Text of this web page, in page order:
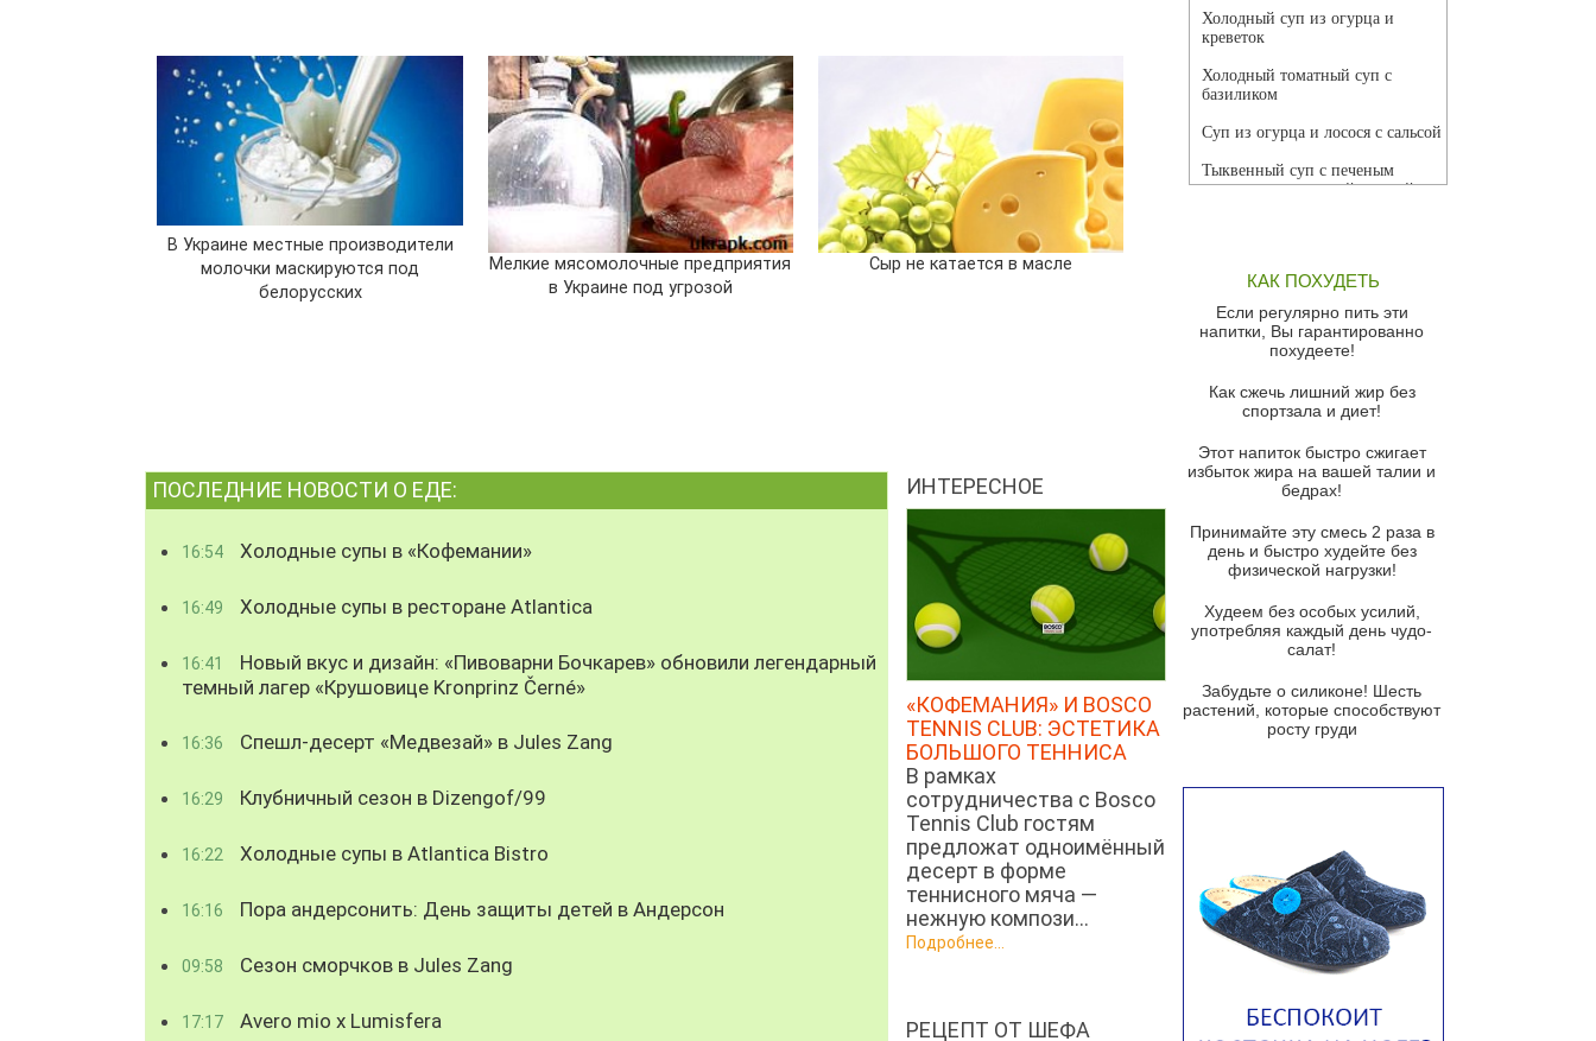
В Украине местные производители
молочки маскируются под
белорусских
Мелкие мясомолочные предприятия
в Украине под угрозой
Сыр не катается в масле
ПОСЛЕДНИЕ НОВОСТИ О ЕДЕ:
16:54 Холодные супы в «Кофемании»
16:49 Холодные супы в ресторане Atlantica
16:41
Новый вкус и дизайн: «Пивоварни Бочкарев» обновили легендарный
темный лагер «Крушовице Kronprinz Černé»
16:36 Спешл-десерт «Медвезай» в Jules Zang
16:29 Клубничный сезон в Dizengof/99
16:22 Холодные супы в Atlantica Bistro
16:16 Пора андерсонить: День защиты детей в Андерсон
09:58 Сезон сморчков в Jules Zang
17:17 Avero mio x Lumisfera
ИНТЕРЕСНОЕ
«КОФЕМАНИЯ» И BOSCO
TENNIS CLUB: ЭСТЕТИКА
БОЛЬШОГО ТЕННИСА
В рамках
сотрудничества с Bosco
Tennis Club гостям
предложат одноимённый
десерт в форме
теннисного мяча —
нежную компози...
Подробнее...
РЕЦЕПТ ОТ ШЕФА
Холодный суп из огурца и
креветок
Холодный томатный суп с
базиликом
Суп из огурца и лосося с сальсой
Тыквенный суп с печеным
чесноком и томатной сальсой
красного перца
Парижский луковый суп
Суп из спаржи и горошка с
Суп-крем из цветной капусты
Французский луковый суп
Суп из баклажанов с моцареллой
Грибной крем-суп с кростини с
козьим сыром
Суп мисо с зеленым луком и
тофу
из рукколы
Португальский чесночный суп с
Ирландский картофельный суп
Суп из пастернака
Пряный морковный суп во время
зимних холодов
Американский суп из красной
КАК ПОХУДЕТЬ
Если регулярно пить эти
напитки, Вы гарантированно
похудеете!
Как сжечь лишний жир без
спортзала и диет!
Этот напиток быстро сжигает
избыток жира на вашей талии и
бедрах!
Принимайте эту смесь 2 раза в
день и быстро худейте без
физической нагрузки!
Худеем без особых усилий,
употребляя каждый день чудо-
салат!
Забудьте о силиконе! Шесть
растений, которые способствуют
росту груди